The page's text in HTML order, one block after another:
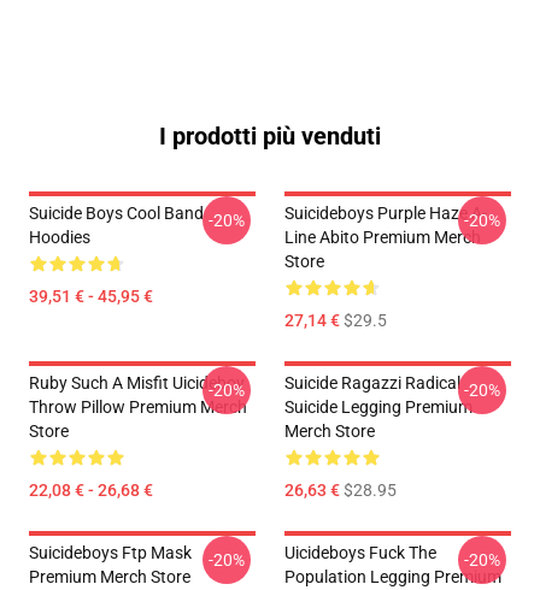
I prodotti più venduti
Suicide Boys Cool Band
Hoodies
39,51 € - 45,95 €
-20%
Suicideboys Purple Haze A-
Line Abito Premium Merch
Store
27,14 €$29.5
-20%
Ruby Such A Misfit Uicideboy
Throw Pillow Premium Merch
Store
22,08 € - 26,68 €
-20%
Suicide Ragazzi Radical
Suicide Legging Premium
Merch Store
26,63 €$28.95
-20%
Suicideboys Ftp Mask
Premium Merch Store
-20%
Uicideboys Fuck The
Population Legging Premium
-20%